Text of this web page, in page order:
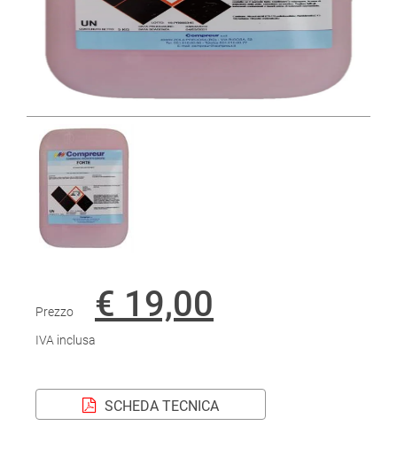
Prezzo € 19,00
IVA inclusa
SCHEDA TECNICA